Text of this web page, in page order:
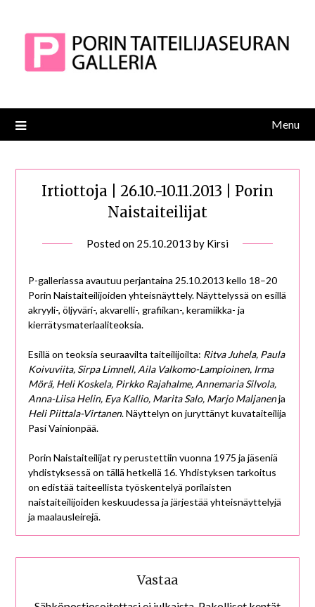
Menu
Irtiottoja | 26.10.-10.11.2013 | Porin
Naistaiteilijat
Posted on 25.10.2013 by Kirsi
P-galleriassa avautuu perjantaina 25.10.2013 kello 18–20
Porin Naistaiteilijoiden yhteisnäyttely. Näyttelyssä on esillä
akryyli-, öljyväri-, akvarelli-, grafiikan-, keramiikka- ja
kierrätysmateriaaliteoksia.
Esillä on teoksia seuraavilta taiteilijoilta: Ritva Juhela, Paula
Koivuviita, Sirpa Limnell, Aila Valkomo-Lampioinen, Irma
Mörä, Heli Koskela, Pirkko Rajahalme, Annemaria Silvola,
Anna-Liisa Helin, Eya Kallio, Marita Salo, Marjo Maljanenja
Heli Piittala-Virtanen. Näyttelyn on juryttänyt kuvataiteilija
Pasi Vainionpää.
Porin Naistaiteilijat ry perustettiin vuonna 1975 ja jäseniä
yhdistyksessä on tällä hetkellä 16. Yhdistyksen tarkoitus
on edistää taiteellista työskentelyä porilaisten
naistaiteilijoiden keskuudessa ja järjestää yhteisnäyttelyjä
ja maalausleirejä.
Vastaa